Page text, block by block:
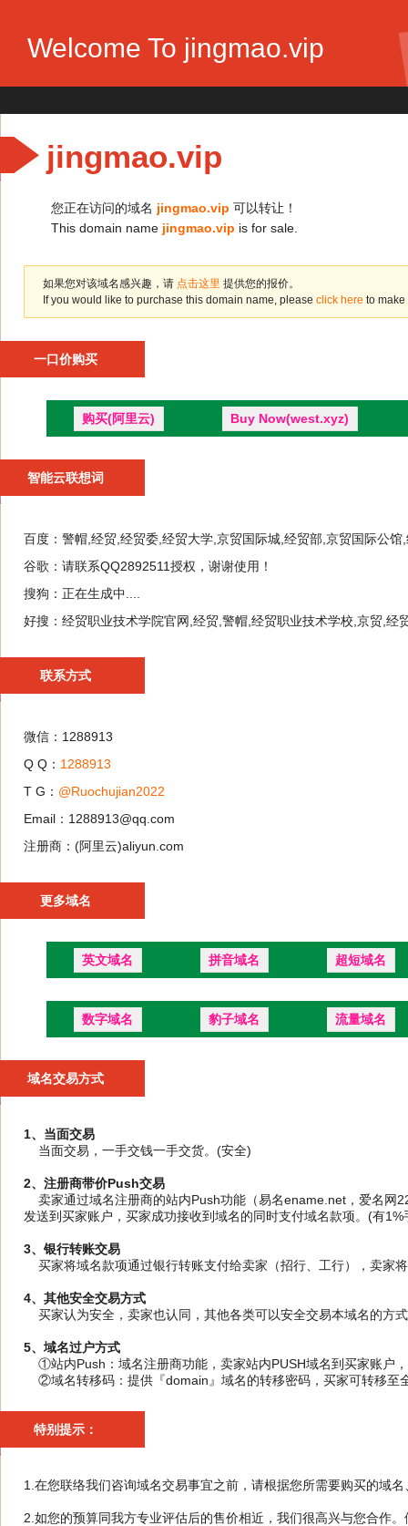
Welcome To jingmao.vip
jingmao.vip
您正在访问的域名 jingmao.vip 可以转让！
This domain name jingmao.vip is for sale.
如果您对该域名感兴趣，请 点击这里 提供您的报价。
If you would like to purchase this domain name, please click here to make
一口价购买
购买(阿里云) Buy Now(west.xyz)
智能云联想词
百度： 警帽,经贸,经贸委,经贸大学,京贸国际城,经贸部,京贸国际公
谷歌： 请联系QQ2892511授权，谢谢使用！
搜狗： 正在生成中....
好搜： 经贸职业技术学院官网,经贸,警帽,经贸职业技术学校,京贸,经
联系方式
微信：1288913
Q Q： 1288913
T G： @Ruochujian2022
Email：1288913@qq.com
注册商：(阿里云)aliyun.com
更多域名
英文域名 拼音域名 超短域名
数字域名 豹子域名 流量域名
域名交易方式
1、当面交易
当面交易，一手交钱一手交货。(安全)
2、注册商带价Push交易
卖家通过域名注册商的站内Push功能（易名ename.net，爱名网
发送到买家账户，买家成功接收到域名的同时支付域名款项。(有
3、银行转账交易
买家将域名款项通过银行转账支付给卖家（招行、工行），卖家
4、其他安全交易方式
买家认为安全，卖家也认同，其他各类可以安全交易本域名的方
5、域名过户方式
①站内Push：域名注册商功能，卖家站内PUSH域名到买家账户
②域名转移码：提供『domain』域名的转移密码，买家可转移至
特别提示：
1.在您联络我们咨询域名交易事宜之前，请根据您所需要购买的域
2.如您的预算同我方专业评估后的售价相近，我们很高兴与您合作